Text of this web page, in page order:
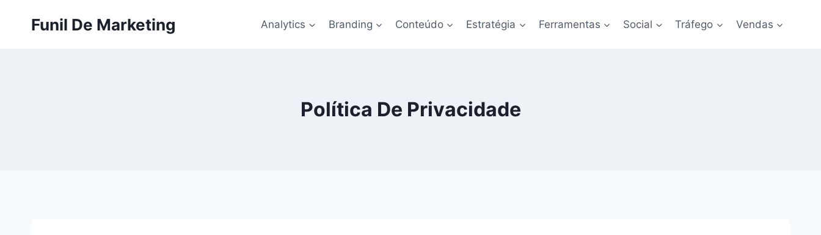
Funil De Marketing Analytics Branding Conteúdo Estratégia Ferramentas Social Tráfego Vendas
Política De Privacidade